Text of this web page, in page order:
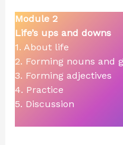
Module 2
Life’s ups and downs
1. About life
2. Forming nouns and
3. Forming adjectives
4. Practice
5. Discussion